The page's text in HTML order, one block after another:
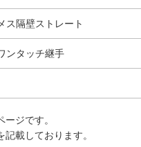
メス隔壁ストレート
ンタッチ継手
ジです。
載しております。